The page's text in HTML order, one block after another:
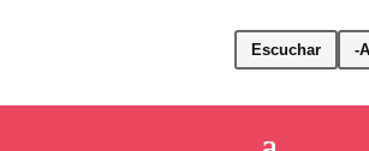
Escuchar -A